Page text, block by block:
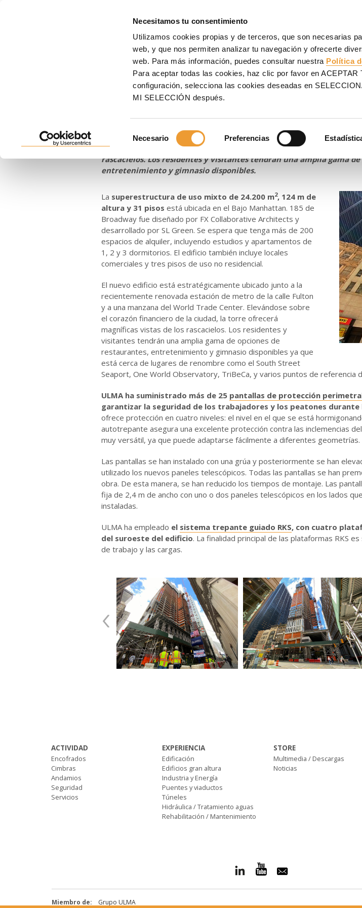
Necesitamos tu consentimiento
Utilizamos cookies propias y de terceros, que son necesarias
web, y que nos permiten analizar tu navegación y ofrecerte
web. Para más información, puedes consultar nuestra Política
Para aceptar todas las cookies, haz clic por favor en
configuración, selecciona las cookies deseadas en
MI SELECCIÓN después.
de
Necesario Preferencias
ENCOFRADOS
La torre 185 Broadway despunta en el distrito financiero de Nueva York
La torre 185 Broadway
financiero de Nueva York
12/01/2021
Elevándose sobre el corazón financiero de la ciudad, la torre
rascacielos. Los residentes y visitantes tendrán una amplia gama
entretenimiento y gimnasio disponibles.
La superestructura de uso mixto de 24.200 m2, 124 m de
altura y 31 pisos está ubicada en el Bajo Manhattan. 185 de
Broadway fue diseñado por FX Collaborative Architects y
desarrollado por SL Green. Se espera que tenga más de 200
espacios de alquiler, incluyendo estudios y apartamentos de
1, 2 y 3 dormitorios. El edificio también incluye locales
comerciales y tres pisos de uso no residencial.
El nuevo edificio está estratégicamente ubicado junto a la
recientemente renovada estación de metro de la calle Fulton
y a una manzana del World Trade Center. Elevándose sobre
el corazón financiero de la ciudad, la torre ofrecerá
magníficas vistas de los rascacielos. Los residentes y
visitantes tendrán una amplia gama de opciones de
restaurantes, entretenimiento y gimnasio disponibles ya que
está cerca de lugares de renombre como el South Street
Seaport, One World Observatory, TriBeCa, y varios puntos de referencia
ULMA ha suministrado más de 25 pantallas de protección
garantizar la seguridad de los trabajadores y los peatones durante
ofrece protección en cuatro niveles: el nivel en el que se está
autotrepante asegura una excelente protección contra las inclemencias
muy versátil, ya que puede adaptarse fácilmente a diferentes geometrías.
Las pantallas se han instalado con una grúa y posteriormente se han
utilizado los nuevos paneles telescópicos. Todas las pantallas se han
obra. De esta manera, se han reducido los tiempos de montaje. Las
fija de 2,4 m de ancho con uno o dos paneles telescópicos en los lados
instaladas.
ULMA ha empleado el sistema trepante guiado RKS, con cuatro
del suroeste del edificio. La finalidad principal de las plataformas RKS
de trabajo y las cargas.
‹
ACTIVIDAD
Encofrados
Cimbras
Andamios
Seguridad
Servicios
EXPERIENCIA
Edificación
Edificios gran altura
Industria y Energía
Puentes y viaductos
Túneles
Hidráulica / Tratamiento aguas
Rehabilitación / Mantenimiento
STORE
Multimedia / Descargas
Noticias
Miembro de: Grupo ULMA